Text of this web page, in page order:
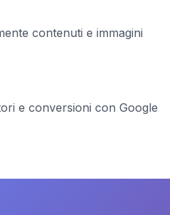
contenuti e immagini
e conversioni con Google